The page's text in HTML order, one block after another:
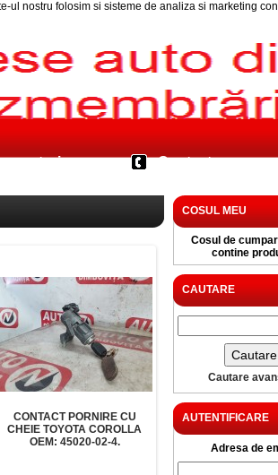
ul nostru folosim si sisteme de analiza si marketing
Contact
CONTACT PORNIRE CU
CHEIE TOYOTA COROLLA
OEM: 45020-02-4.
COSUL MEU
Cosul de
contine
CAUTARE
Cautare
AUTENTIFICARE
Adresa de